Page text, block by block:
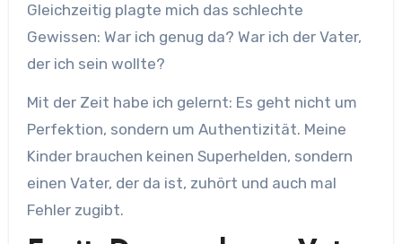
Gleichzeitig plagte mich das schlechte
Gewissen: War ich genug da? War ich der Vater,
der ich sein wollte?
Mit der Zeit habe ich gelernt: Es geht nicht um
Perfektion, sondern um Authentizität. Meine
Kinder brauchen keinen Superhelden, sondern
einen Vater, der da ist, zuhört und auch mal
Fehler zugibt.